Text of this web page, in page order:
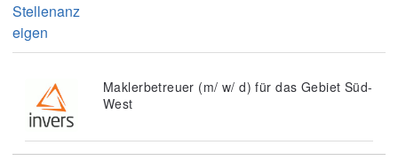
Stellenanz
eigen
Maklerbetreuer (m/ w/ d) für das Gebiet Süd-
West